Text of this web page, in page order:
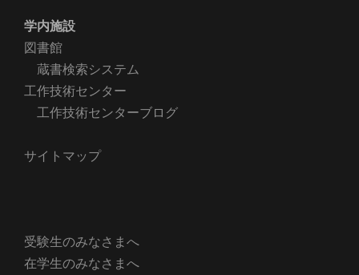
学内施設
図書館
蔵書検索システム
工作技術センター
工作技術センターブログ
サイトマップ
受験生のみなさまへ
在学生のみなさまへ